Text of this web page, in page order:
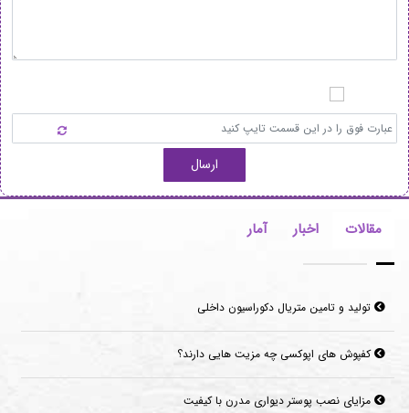
ارسال
مقالات اخبار آمار
تولید و تامین متریال دکوراسیون داخلی
کفپوش های اپوکسی چه مزیت هایی دارند؟
مزایای نصب پوستر دیواری مدرن با کیفیت